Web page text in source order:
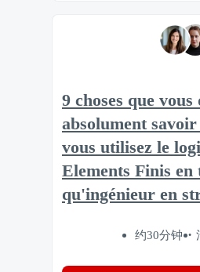
9 choses que vous
absolument
vous utilisez le
Elements Finis en
qu'ingénieur en
约30分钟